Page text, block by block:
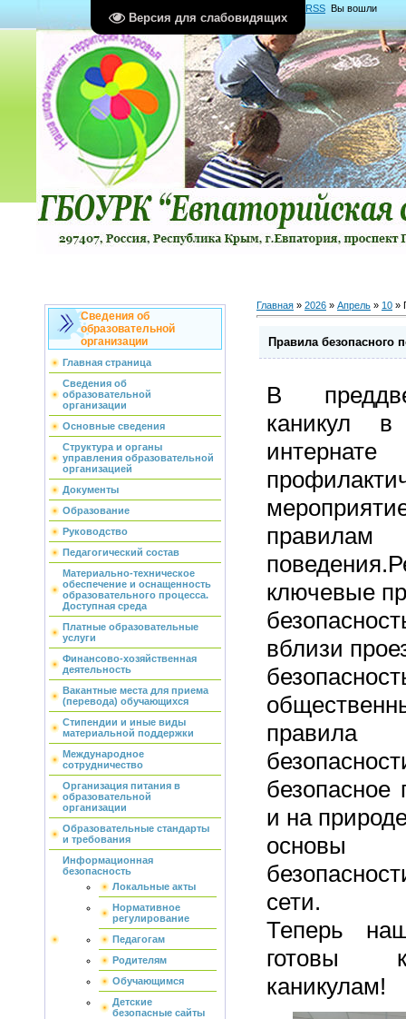
Версия для слабовидящих
RSS Вы вошли
какГость Группа "Гости"
Сведения об
образовательной
организации
Главная страница
Сведения об
образовательной
организации
Основные сведения
Структура и органы
управления образовательной
организацией
Документы
Образование
Руководство
Педагогический состав
Материально-техническое
обеспечение и оснащенность
образовательного процесса.
Доступная среда
Платные образовательные
услуги
Финансово-хозяйственная
деятельность
Вакантные места для приема
(перевода) обучающихся
Стипендии и иные виды
материальной поддержки
Международное
сотрудничество
Организация питания в
образовательной
организации
Образовательные стандарты
и требования
Информационная
безопасность
Локальные акты
Нормативное
регулирование
Педагогам
Родителям
Обучающимся
Детские
безопасные сайты
Главная » 2026 » Апрель » 10 »
Правила безопасного
В
каникул
ключевые
вблизи
безопасное
и на
сети.
Теперь
готовы
каникулам!